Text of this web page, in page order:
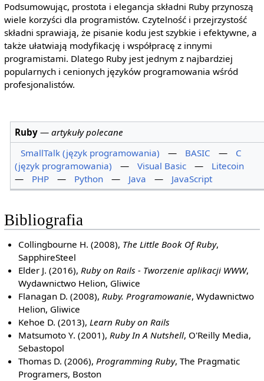
Podsumowując, prostota i elegancja składni Ruby przynoszą
wiele korzyści dla programistów. Czytelność i przejrzystość
składni sprawiają, że pisanie kodu jest szybkie i efektywne, a
także ułatwiają modyfikację i współpracę z innymi
programistami. Dlatego Ruby jest jednym z najbardziej
popularnych i cenionych języków programowania wśród
profesjonalistów.
Ruby —artykuły polecane
SmallTalk (język programowania)
— BASIC —
C
(język programowania)
— Visual Basic —
Litecoin
—
PHP — Python — Java — JavaScript
Bibliografia
Collingbourne H. (2008), The Little Book Of Ruby,
SapphireSteel
Elder J. (2016),Ruby on Rails - Tworzenie aplikacji WWW,
Wydawnictwo Helion, Gliwice
Flanagan D. (2008),Ruby. Programowanie, Wydawnictwo
Helion, Gliwice
Kehoe D. (2013),Learn Ruby on Rails
Matsumoto Y. (2001),Ruby In A Nutshell, O'Reilly Media,
Sebastopol
Thomas D. (2006),Programming Ruby, The Pragmatic
Programers, Boston